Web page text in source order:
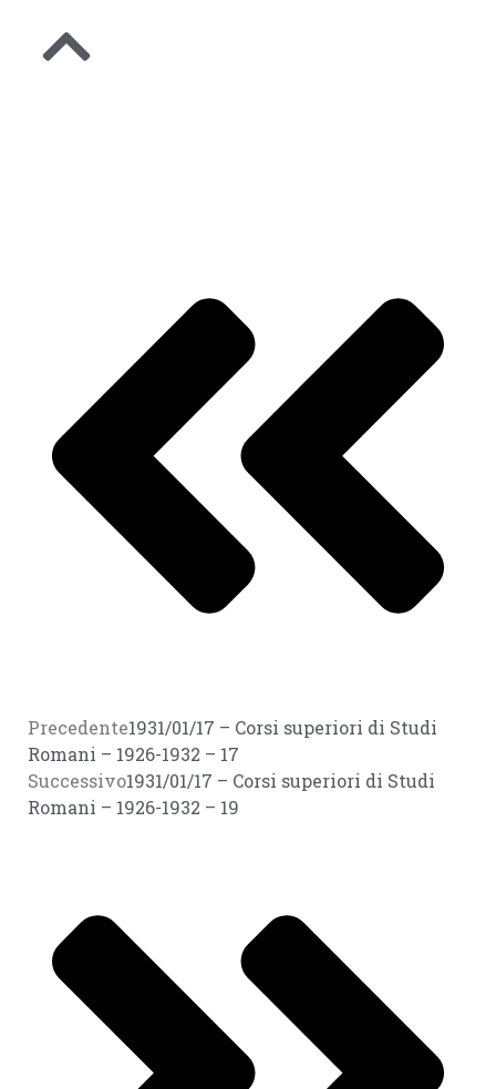
Precedente1931/01/17 – Corsi superiori di Studi
Romani – 1926-1932 – 17
Successivo1931/01/17 – Corsi superiori di Studi
Romani – 1926-1932 – 19